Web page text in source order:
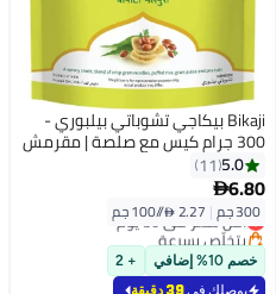
Bikaji بيكاجي تشوباتي بيلبوري -
300 جرام كيس مع صلصة | مقرمش
ومقرمش | مصنوع من مكونات
طبيعية بالكامل | منتج من الهند
5.0
11
6.80
300 جم |
أقل سعر في 30 يوم
بتخلّص بسرعة
أقل سعر في 30 يوم
خصم 10% إضافي + 2
يوصلك في39 دقيقة